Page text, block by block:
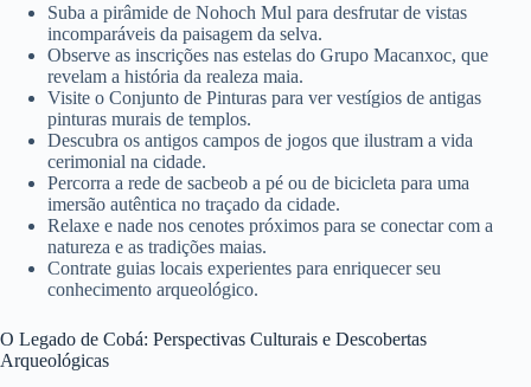
Suba a pirâmide de Nohoch Mul para desfrutar de vistas
incomparáveis ​​da paisagem da selva.
Observe as inscrições nas estelas do Grupo Macanxoc, que
revelam a história da realeza maia.
Visite o Conjunto de Pinturas para ver vestígios de antigas
pinturas murais de templos.
Descubra os antigos campos de jogos que ilustram a vida
cerimonial na cidade.
Percorra a rede de sacbeob a pé ou de bicicleta para uma
imersão autêntica no traçado da cidade.
Relaxe e nade nos cenotes próximos para se conectar com a
natureza e as tradições maias.
Contrate guias locais experientes para enriquecer seu
conhecimento arqueológico.
O Legado de Cobá: Perspectivas Culturais e Descobertas
Arqueológicas